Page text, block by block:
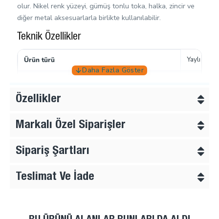
olur. Nikel renk yüzeyi, gümüş tonlu toka, halka, zincir ve
diğer metal aksesuarlarla birlikte kullanılabilir.
Teknik Özellikler
Ürün türü Yaylı
Gerçek askı geçişi 14 × 5 mm
Kanca iç açıklığı 7,5 × 12,5
Dış ölçü 31 × 17
Özellikler
Markalı Özel Siparişler
Sipariş Şartları
Teslimat Ve İade